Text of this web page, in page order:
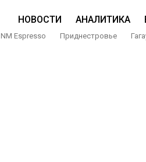
НОВОСТИ АНАЛИТИКА
NM Espresso Приднестровье